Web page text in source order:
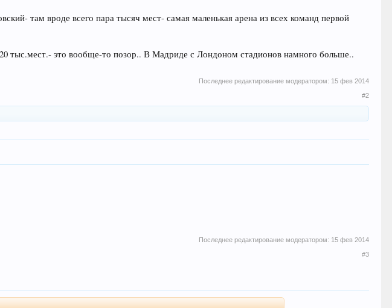
там вроде всего пара тысяч мест- самая маленькая арена из всех команд первой
тыс.мест.- это вообще-то позор.. В Мадриде с Лондоном стадионов намного больше..
Последнее редактирование модератором: 15 фев 2014
#2
Последнее редактирование модератором: 15 фев 2014
#3